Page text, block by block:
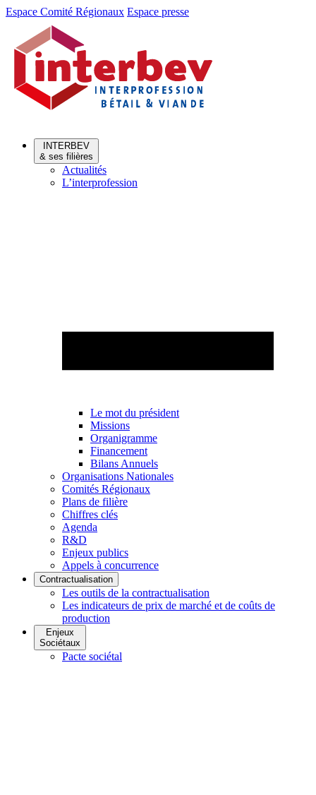
Aller
Aller
contenu
Espace Comité Régionaux Espace presse
INTERBEV
& ses filières
Actualités
L’interprofession
Le mot du président
Missions
Organigramme
Financement
Bilans Annuels
Organisations Nationales
Comités Régionaux
Plans de filière
Chiffres clés
Agenda
R&D
Enjeux publics
Appels à concurrence
Contractualisation
Les outils de la contractualisation
Les indicateurs de prix de marché et de coûts de
production
Enjeux
Sociétaux
Pacte sociétal